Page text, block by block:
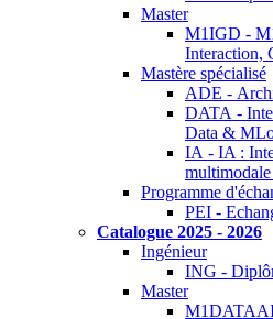
Master
M1IGD -
Interaction,
Mastère spécialisé
ADE -
DATA -
Data &
IA - IA :
Programme
PEI -
Catalogue 2025 - 2026
Ingénieur
ING -
Master